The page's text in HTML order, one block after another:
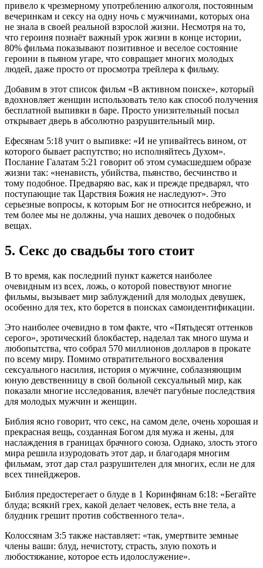
привело к чрезмерному употреблению алкоголя, постоянным
вечеринкам и сексу на одну ночь с мужчинами, которых она
не знала в своей реальной взрослой жизни. Несмотря на то,
что героиня познаёт важный урок жизни в конце истории,
80% фильма показывают позитивное и веселое состояние
героини в пьяном угаре, что совращает многих молодых
людей, даже просто от просмотра трейлера к фильму.
Добавим в этот список фильм «В активном поиске», который
вдохновляет женщин использовать тело как способ получения
бесплатной выпивки в баре. Просто унизительный посыл
открывает дверь в абсолютно разрушительный мир.
Ефесянам 5:18 учит о выпивке: «И не упивайтесь вином, от
которого бывает распутство; но исполняйтесь Духом».
Послание Галатам 5:21 говорит об этом сумасшедшем образе
жизни так: «ненависть, убийства, пьянство, бесчинство и
тому подобное. Предваряю вас, как и прежде предварял, что
поступающие так Царствия Божия не наследуют». Это
серьезные вопросы, к которым Бог не относится небрежно, и
тем более мы не должны, уча наших девочек о подобных
вещах.
5. Секс до свадьбы того стоит
В то время, как последний пункт кажется наиболее
очевидным из всех, ложь, о которой повествуют многие
фильмы, вызывает мир заблуждений для молодых девушек,
особенно для тех, кто борется в поисках самоидентификации.
Это наиболее очевидно в том факте, что «Пятьдесят оттенков
серого», эротический блокбастер, наделал так много шума и
любопытства, что собрал 570 миллионов долларов в прокате
по всему миру. Помимо отвратительного восхваления
сексуального насилия, история о мужчине, соблазняющим
юную девственницу в свой больной сексуальный мир, как
показали многие исследования, влечёт пагубные последствия
для молодых мужчин и женщин.
Библия ясно говорит, что секс, на самом деле, очень хорошая и
прекрасная вещь, созданная Богом для мужа и жены, для
наслаждения в границах брачного союза. Однако, злость этого
мира решила изуродовать этот дар, и благодаря многим
фильмам, этот дар стал разрушителен для многих, если не для
всех тинейджеров.
Библия предостерегает о блуде в 1 Коринфянам 6:18: «Бегайте
блуда; всякий грех, какой делает человек, есть вне тела, а
блудник грешит против собственного тела».
Колоссянам 3:5 также наставляет: «так, умертвите земные
члены ваши: блуд, нечистоту, страсть, злую похоть и
любостяжание, которое есть идолослужение».